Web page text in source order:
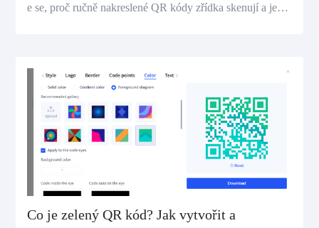
e se, proč ručně nakreslené QR kódy zřídka skenují a jedn
Co je zelený QR kód? Jak vytvořit a